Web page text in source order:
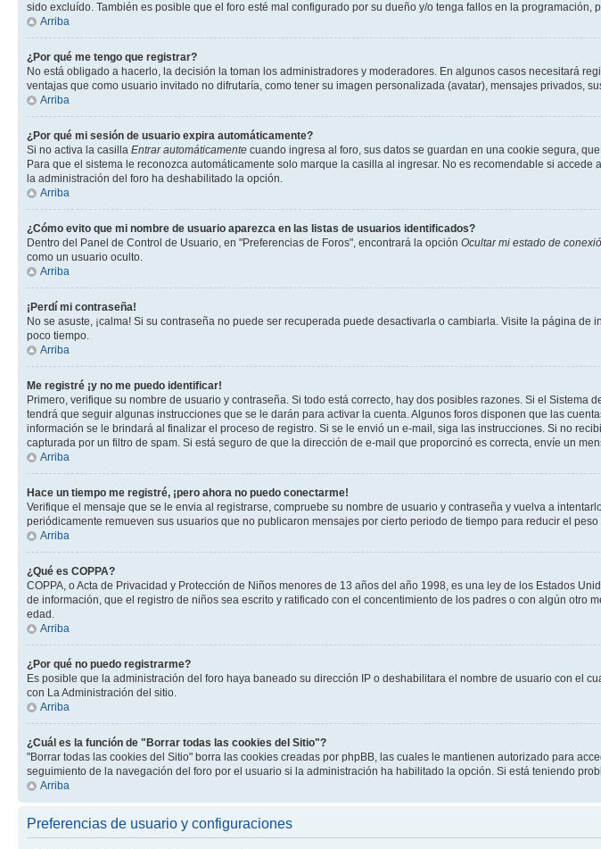
sido excluído. También es posible que el foro esté mal configurado por su dueño y/o tenga fallos en la programación,
Arriba
¿Por qué me tengo que registrar?
No está obligado a hacerlo, la decisión la toman los administradores y moderadores. En algunos casos necesitará
ventajas que como usuario invitado no difrutaría, como tener su imagen personalizada (avatar), mensajes privados,
Arriba
¿Por qué mi sesión de usuario expira automáticamente?
Si no activa la casilla Entrar automáticamente cuando ingresa al foro, sus datos se guardan en una cookie segura,
Para que el sistema le reconozca automáticamente solo marque la casilla al ingresar. No es recomendable si
la administración del foro ha deshabilitado la opción.
Arriba
¿Cómo evito que mi nombre de usuario aparezca en las listas de usuarios identificados?
Dentro del Panel de Control de Usuario, en "Preferencias de Foros", encontrará la opción Ocultar mi estado de
como un usuario oculto.
Arriba
¡Perdí mi contraseña!
No se asuste, ¡calma! Si su contraseña no puede ser recuperada puede desactivarla o cambiarla. Visite la página de
poco tiempo.
Arriba
Me registré ¡y no me puedo identificar!
Primero, verifique su nombre de usuario y contraseña. Si todo está correcto, hay dos posibles razones. Si el Sistema
tendrá que seguir algunas instrucciones que se le darán para activar la cuenta. Algunos foros disponen que las
información se le brindará al finalizar el proceso de registro. Si se le envió un e-mail, siga las instrucciones. Si no
capturada por un filtro de spam. Si está seguro de que la dirección de e-mail que proporcinó es correcta, envíe un
Arriba
Hace un tiempo me registré, ¡pero ahora no puedo conectarme!
Verifique el mensaje que se le envia al registrarse, compruebe su nombre de usuario y contraseña y vuelva a
periódicamente remueven sus usuarios que no publicaron mensajes por cierto periodo de tiempo para reducir el
Arriba
¿Qué es COPPA?
COPPA, o Acta de Privacidad y Protección de Niños menores de 13 años del año 1998, es una ley de los Estados
de información, que el registro de niños sea escrito y ratificado con el concentimiento de los padres o con algún
edad.
Arriba
¿Por qué no puedo registrarme?
Es posible que la administración del foro haya baneado su dirección IP o deshabilitara el nombre de usuario con el
con La Administración del sitio.
Arriba
¿Cuál es la función de "Borrar todas las cookies del Sitio"?
"Borrar todas las cookies del Sitio" borra las cookies creadas por phpBB, las cuales le mantienen autorizado para
seguimiento de la navegación del foro por el usuario si la administración ha habilitado la opción. Si está teniendo
Arriba
Preferencias de usuario y configuraciones